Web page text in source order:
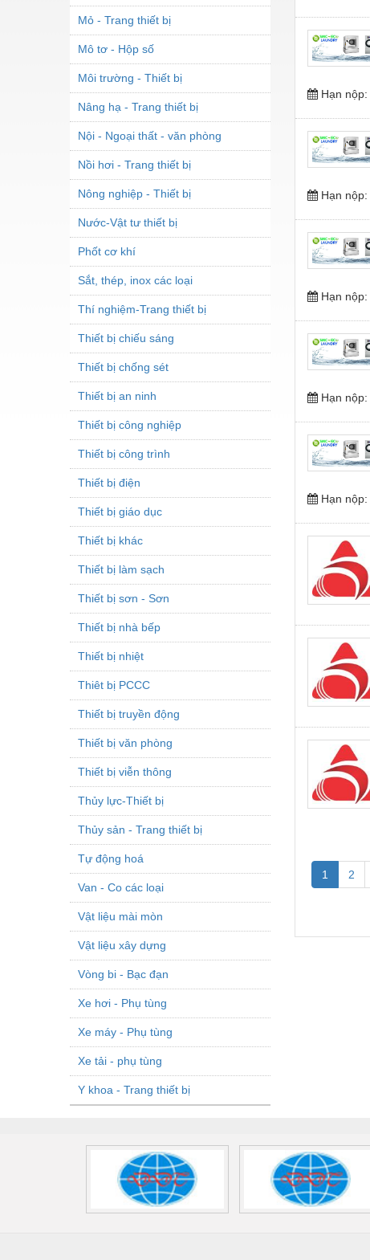
Mỏ - Trang thiết bị
Mô tơ - Hộp số
Môi trường - Thiết bị
Nâng hạ - Trang thiết bị
Nội - Ngoại thất - văn phòng
Nồi hơi - Trang thiết bị
Nông nghiệp - Thiết bị
Nước-Vật tư thiết bị
Phốt cơ khí
Sắt, thép, inox các loại
Thí nghiệm-Trang thiết bị
Thiết bị chiếu sáng
Thiết bị chống sét
Thiết bị an ninh
Thiết bị công nghiệp
Thiết bị công trình
Thiết bị điện
Thiết bị giáo dục
Thiết bị khác
Thiết bị làm sạch
Thiết bị sơn - Sơn
Thiết bị nhà bếp
Thiết bị nhiệt
Thiêt bị PCCC
Thiết bị truyền động
Thiết bị văn phòng
Thiết bị viễn thông
Thủy lực-Thiết bị
Thủy sản - Trang thiết bị
Tự động hoá
Van - Co các loại
Vật liệu mài mòn
Vật liệu xây dựng
Vòng bi - Bạc đạn
Xe hơi - Phụ tùng
Xe máy - Phụ tùng
Xe tải - phụ tùng
Y khoa - Trang thiết bị
Hạn nộp:
Hạn nộp:
Hạn nộp:
Hạn nộp:
Hạn nộp:
1 2